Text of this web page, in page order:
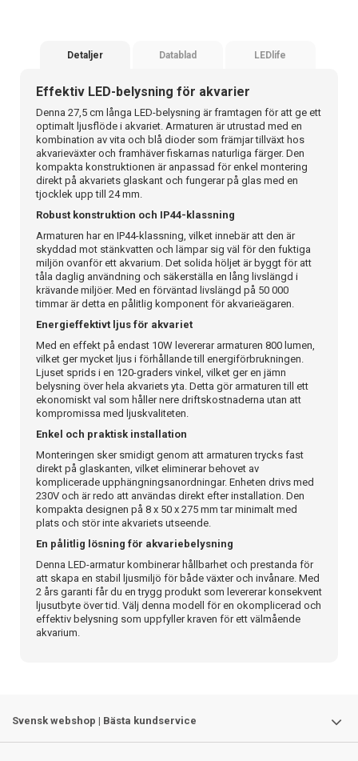
Detaljer Datablad LEDlife
Effektiv LED-belysning för akvarier
Denna 27,5 cm långa LED-belysning är framtagen för att ge ett
optimalt ljusflöde i akvariet. Armaturen är utrustad med en
kombination av vita och blå dioder som främjar tillväxt hos
akvarieväxter och framhäver fiskarnas naturliga färger. Den
kompakta konstruktionen är anpassad för enkel montering
direkt på akvariets glaskant och fungerar på glas med en
tjocklek upp till 24 mm.
Robust konstruktion och IP44-klassning
Armaturen har en IP44-klassning, vilket innebär att den är
skyddad mot stänkvatten och lämpar sig väl för den fuktiga
miljön ovanför ett akvarium. Det solida höljet är byggt för att
tåla daglig användning och säkerställa en lång livslängd i
krävande miljöer. Med en förväntad livslängd på 50 000
timmar är detta en pålitlig komponent för akvarieägaren.
Energieffektivt ljus för akvariet
Med en effekt på endast 10W levererar armaturen 800 lumen,
vilket ger mycket ljus i förhållande till energiförbrukningen.
Ljuset sprids i en 120-graders vinkel, vilket ger en jämn
belysning över hela akvariets yta. Detta gör armaturen till ett
ekonomiskt val som håller nere driftskostnaderna utan att
kompromissa med ljuskvaliteten.
Enkel och praktisk installation
Monteringen sker smidigt genom att armaturen trycks fast
direkt på glaskanten, vilket eliminerar behovet av
komplicerade upphängningsanordningar. Enheten drivs med
230V och är redo att användas direkt efter installation. Den
kompakta designen på 8 x 50 x 275 mm tar minimalt med
plats och stör inte akvariets utseende.
En pålitlig lösning för akvariebelysning
Denna LED-armatur kombinerar hållbarhet och prestanda för
att skapa en stabil ljusmiljö för både växter och invånare. Med
2 års garanti får du en trygg produkt som levererar konsekvent
ljusutbyte över tid. Välj denna modell för en okomplicerad och
effektiv belysning som uppfyller kraven för ett välmående
akvarium.
Svensk webshop | Bästa kundservice